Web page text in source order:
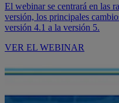
El webinar se centrará en las
versión, los principales
versión 4.1 a la versión 5.
VER EL WEBINAR